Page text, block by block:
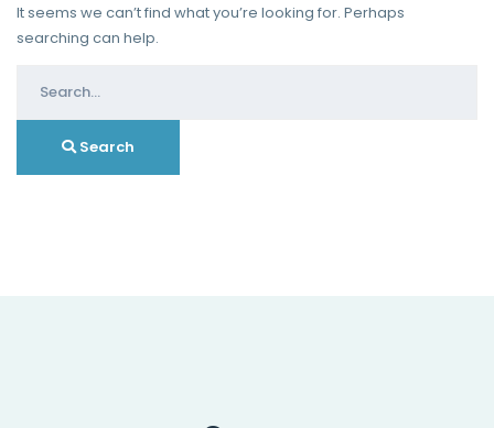
It seems we can’t find what you’re looking for. Perhaps
searching can help.
for:
Search